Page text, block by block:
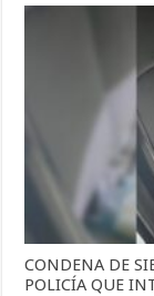
CONDENA DE
POLICÍA QUE